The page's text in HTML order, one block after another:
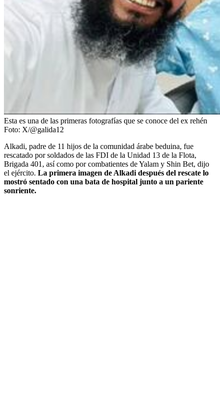
Esta es una de las primeras fotografías que se conoce del ex rehén
Foto: X/@galida12
Alkadi, padre de 11 hijos de la comunidad árabe beduina, fue
rescatado por soldados de las FDI de la Unidad 13 de la Flota,
Brigada 401, así como por combatientes de Yalam y Shin Bet, dijo
el ejército. La primera imagen de Alkadi después del rescate lo
mostró sentado con una bata de hospital junto a un pariente
sonriente.